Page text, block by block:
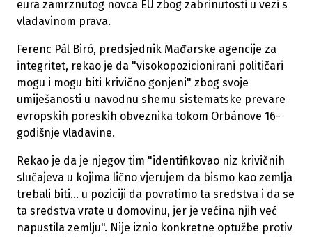
eura zamrznutog novca EU zbog zabrinutosti u vezi s
vladavinom prava.
Ferenc Pál Biró, predsjednik Mađarske agencije za
integritet, rekao je da "visokopozicionirani političari
mogu i mogu biti krivično gonjeni" zbog svoje
umiješanosti u navodnu shemu sistematske prevare
evropskih poreskih obveznika tokom Orbánove 16-
godišnje vladavine.
Rekao je da je njegov tim "identifikovao niz krivičnih
slučajeva u kojima lično vjerujem da bismo kao zemlja
trebali biti... u poziciji da povratimo ta sredstva i da se
ta sredstva vrate u domovinu, jer je većina njih već
napustila zemlju". Nije iznio konkretne optužbe protiv